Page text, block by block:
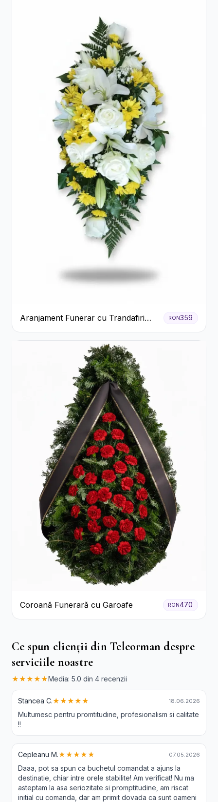
Aranjament Funerar cu Trandafiri
Albi Crizanteme Galbene și Crini
RON359
Coroană Funerară cu Garoafe RON470
Ce spun clienții din Teleorman despre
serviciile noastre
★★★★★Media: 5.0 din 4 recenzii
Stancea C.★★★★★ 18.06.2026
Multumesc pentru promtitudine, profesionalism si calitate
!!
Cepleanu M.★★★★★ 07.05.2026
Daaa, pot sa spun ca buchetul comandat a ajuns la
destinatie, chiar intre orele stabilite! Am verificat! Nu ma
asteptam la asa seriozitate si promptitudine, am riscat
initial cu comanda, dar am primit dovada ca sunt oameni